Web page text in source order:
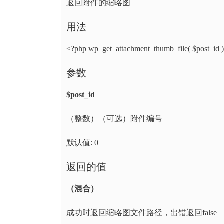
返回附件的缩略图
用法
<?php wp_get_attachment_thumb_file( $post_id
参数
$post_id
（整数）（可选）附件编号
默认值: 0
返回的值
（混合）
成功时返回缩略图文件路径，出错返回false